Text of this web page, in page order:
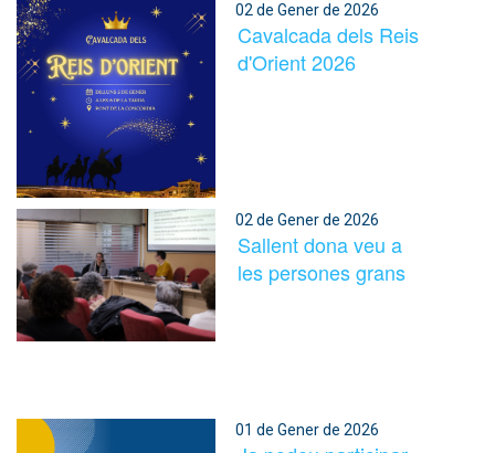
02 de Gener de 2026
Cavalcada dels Reis
d'Orient 2026
02 de Gener de 2026
Sallent dona veu a
les persones grans
01 de Gener de 2026